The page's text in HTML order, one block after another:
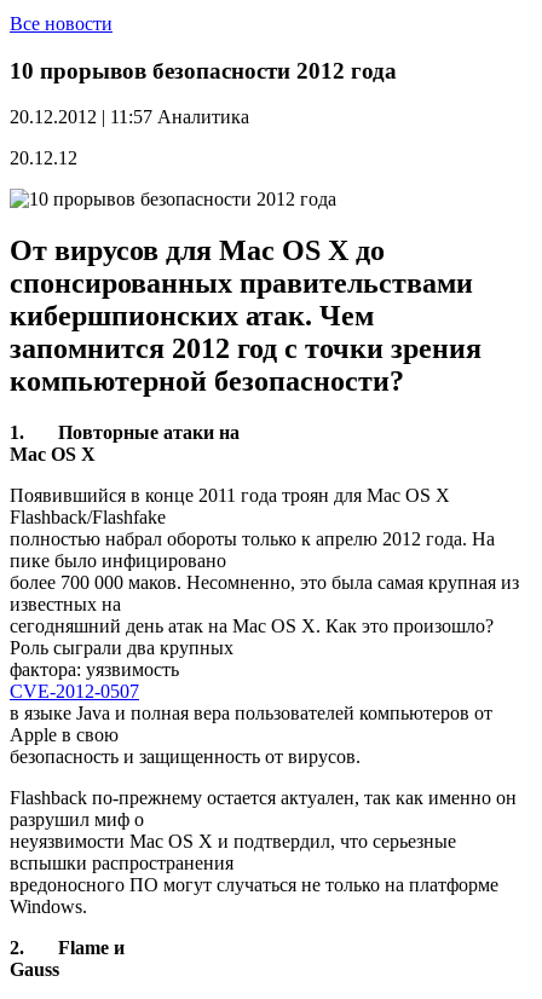
Все новости
10 прорывов безопасности 2012 года
20.12.2012 | 11:57 Аналитика
20.12.12
От вирусов для Mac OS X до
спонсированных правительствами
кибершпионских атак. Чем
запомнится 2012 год с точки зрения
компьютерной безопасности?
1.
Повторные атаки на
Mac OS X
Появившийся в конце 2011 года троян для Mac OS X
Flashback/Flashfake
полностью набрал обороты только к апрелю 2012 года. На
пике было инфицировано
более 700 000 маков. Несомненно, это была самая крупная из
известных на
сегодняшний день атак на Mac OS X. Как это произошло?
Роль сыграли два крупных
фактора: уязвимость
CVE-2012-0507
в языке Java и полная вера пользователей компьютеров от
Apple в свою
безопасность и защищенность от вирусов.
Flashback по-прежнему остается актуален, так как именно он
разрушил миф о
неуязвимости Mac OS X и подтвердил, что серьезные
вспышки распространения
вредоносного ПО могут случаться не только на платформе
Windows.
2.
Flame и
Gauss